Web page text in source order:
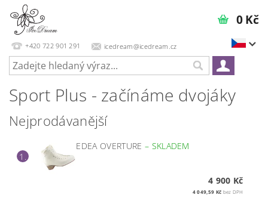
+420 722 901 291 icedream@icedream.cz
0 Kč
Sport Plus - začínáme dvojáky
Nejprodávanější
1.
EDEA OVERTURE – SKLADEM
4 900 Kč
4 049,59 Kč bez DPH